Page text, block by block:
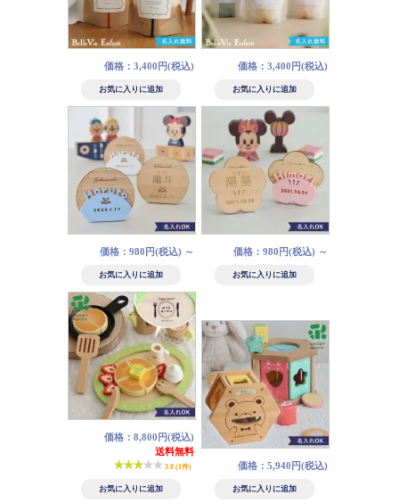
価格：3,400円(税込) 価格：3,400円(税込)
価格：980円(税込) ～ 価格：980円(税込) ～
価格：8,800円(税込)
送料無料
3.0 (1件) 価格：5,940円(税込)